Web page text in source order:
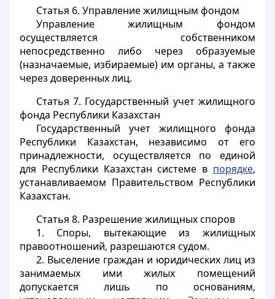
Статья 6. Управление жилищным фондом
Управление жилищным фондом
осуществляется собственником
непосредственно либо через образуемые
(назначаемые, избираемые) им органы, а также
через доверенных лиц.
Статья 7. Государственный учет жилищного
фонда Республики Казахстан
Государственный учет жилищного фонда
Республики Казахстан, независимо от его
принадлежности, осуществляется по единой
для Республики Казахстан системе в порядке,
устанавливаемом Правительством Республики
Казахстан.
Статья 8. Разрешение жилищных споров
1. Споры, вытекающие из жилищных
правоотношений, разрешаются судом.
2. Выселение граждан и юридических лиц из
занимаемых ими жилых помещений
допускается лишь по основаниям,